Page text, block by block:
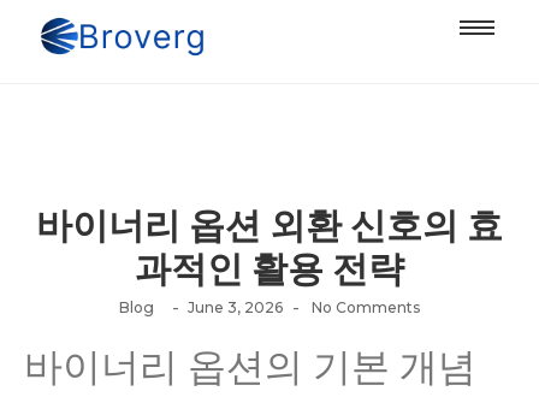
바이너리 옵션 외환 신호의 효
과적인 활용 전략
Blog - June 3, 2026 - No Comments
바이너리 옵션의 기본 개념